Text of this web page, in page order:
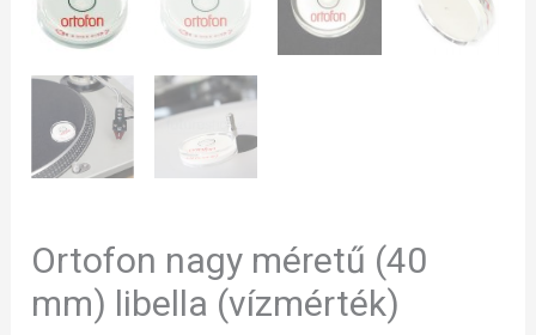
Ortofon nagy méretű (40
mm) libella (vízmérték)